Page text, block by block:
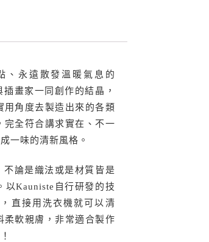
、永遠散發溫暖氣息的
畫家一同創作的結晶，
用角度去製造出來的各類
完全符合講求實在、不一
一味的清新風格。
不論是織法或是材質皆是
以Kauniste自行研發的技
直接用洗衣機就可以清
柔軟親膚，非常適合製作